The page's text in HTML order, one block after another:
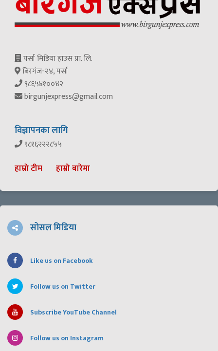
पर्सा मिडिया हाउस प्रा. लि.
बिरगंज-२४, पर्सा
९८६५४१००४२
birgunjexpress@gmail.com
विज्ञापनका लागि
९८१६२२२८५५
हाम्रो टीम हाम्रो बारेमा
सोसल मिडिया
Like us on Facebook
Follow us on Twitter
Subscribe YouTube Channel
Follow us on Instagram